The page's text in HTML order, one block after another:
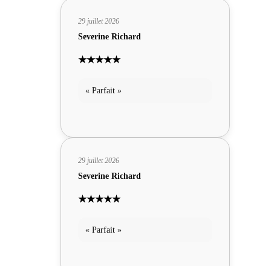
29 juillet 2026
Severine Richard
★★★★★
« Parfait »
29 juillet 2026
Severine Richard
★★★★★
« Parfait »